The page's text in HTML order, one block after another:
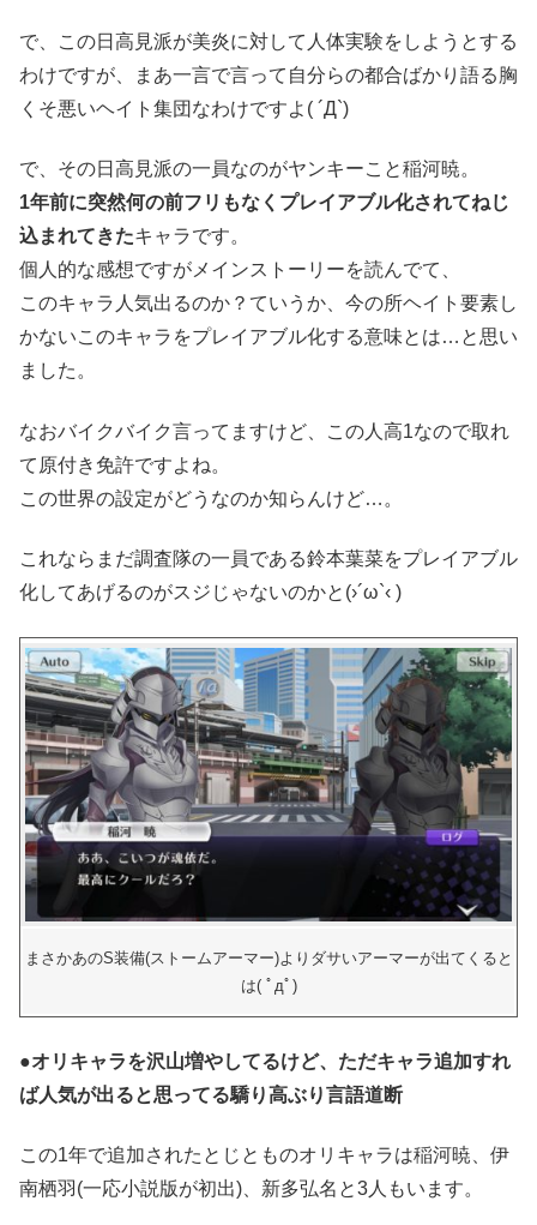
で、この日高見派が美炎に対して人体実験をしようとする
わけですが、まあ一言で言って自分らの都合ばかり語る胸
くそ悪いヘイト集団なわけですよ( ´Д`)
で、その日高見派の一員なのがヤンキーこと稲河暁。
1年前に突然何の前フリもなくプレイアブル化されてねじ
込まれてきたキャラです。
個人的な感想ですがメインストーリーを読んでて、
このキャラ人気出るのか？ていうか、今の所ヘイト要素し
かないこのキャラをプレイアブル化する意味とは…と思い
ました。
なおバイクバイク言ってますけど、この人高1なので取れ
て原付き免許ですよね。
この世界の設定がどうなのか知らんけど…。
これならまだ調査隊の一員である鈴本葉菜をプレイアブル
化してあげるのがスジじゃないのかと(›´ω`‹ )
まさかあのS装備(ストームアーマー)よりダサいアーマーが出てくると
は( ﾟдﾟ)
●オリキャラを沢山増やしてるけど、ただキャラ追加すれ
ば人気が出ると思ってる驕り高ぶり言語道断
この1年で追加されたとじとものオリキャラは稲河暁、 伊
南栖羽 (一応小説版が初出)、新多弘名と3人もいます。